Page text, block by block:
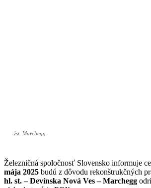
žst. Marchegg
Železničná spoločnosť Slovensko informuje
mája 2025 budú z dôvodu rekonštrukčných
hl. st. – Devínska Nová Ves – Marchegg